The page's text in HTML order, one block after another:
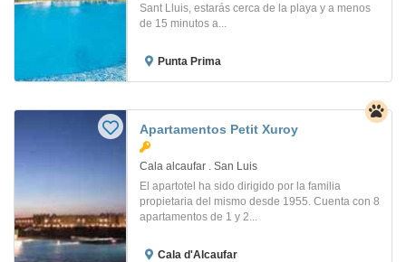
Sant Lluis, estarás cerca de la playa y a menos
de 15 minutos a...
Punta Prima
Apartamentos Petit Xuroy
Cala alcaufar . San Luis
El apartotel ha sido dirigido por la familia
propietaria del mismo desde 1955. Cuenta con 8
apartamentos de 1 y 2...
Cala d'Alcaufar